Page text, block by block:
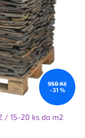
950 Kč
–31 %
/ 15-20 ks do m2